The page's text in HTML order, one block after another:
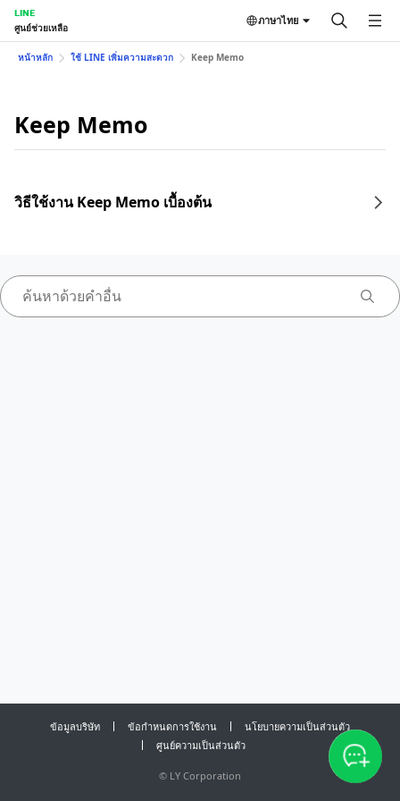
LINE
ศูนย์ช่วยเหลือ
ภาษาไทย
หน้าหลัก ใช้ LINE เพิ่มความสะดวก Keep Memo
Keep Memo
วิธีใช้งาน Keep Memo เบื้องต้น
ข้อมูลบริษัท ข้อกำหนดการใช้งาน
นโยบายความเป็นส่วนตัว
ศูนย์ความเป็นส่วนตัว
© LY Corporation